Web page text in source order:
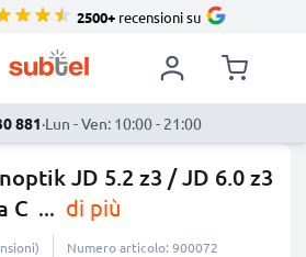
2500+recensioni su
881·Lun - Ven: 10:00 - 21:00
JD 5.2 z3 / JD 6.0 z3
C ... di più
Numero articolo: 900072